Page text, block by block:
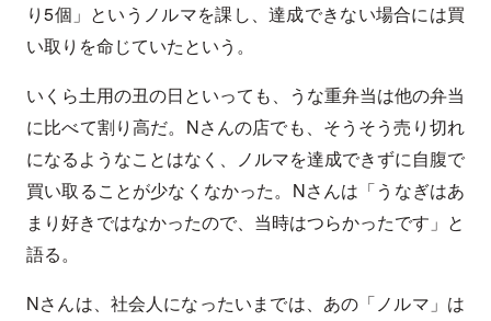
り5個」というノルマを課し、達成できない場合には買
い取りを命じていたという。
いくら土用の丑の日といっても、うな重弁当は他の弁当
に比べて割り高だ。Nさんの店でも、そうそう売り切れ
になるようなことはなく、ノルマを達成できずに自腹で
買い取ることが少なくなかった。Nさんは「うなぎはあ
まり好きではなかったので、当時はつらかったです」と
語る。
Nさんは、社会人になったいまでは、あの「ノルマ」は